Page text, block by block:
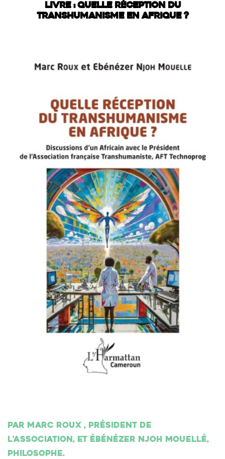
LIVRE : QUELLE RÉCEPTION DU
TRANSHUMANISME EN AFRIQUE ?
Par Marc Roux , président de
l'association, et Ébénézer Njoh Mouellé,
philosophe.